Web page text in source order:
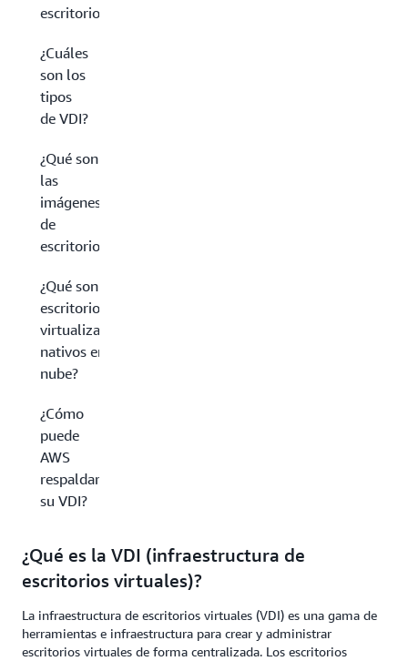
escritorios?
¿Cuáles
son los
tipos
de VDI?
¿Qué son
las
imágenes
de
escritorio?
¿Qué son los
escritorios
virtualizados
nativos en la
nube?
¿Cómo
puede
AWS
respaldar
su VDI?
¿Qué es la VDI (infraestructura de
escritorios virtuales)?
La infraestructura de escritorios virtuales (VDI) es una gama de
herramientas e infraestructura para crear y administrar
escritorios virtuales de forma centralizada. Los escritorios